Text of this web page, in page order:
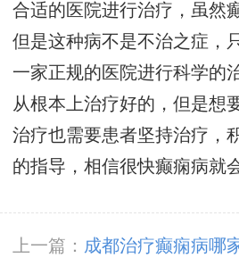
合适的医院进行治疗，虽然
但是这种病不是不治之症，
一家正规的医院进行科学的
从根本上治疗好的，但是想
治疗也需要患者坚持治疗，
的指导，相信很快癫痫病就
上一篇： 成都治疗癫痫病哪